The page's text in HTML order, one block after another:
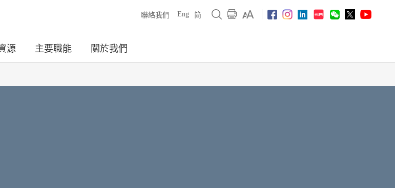
聯絡我們 Eng 简
源 主要職能 關於我們